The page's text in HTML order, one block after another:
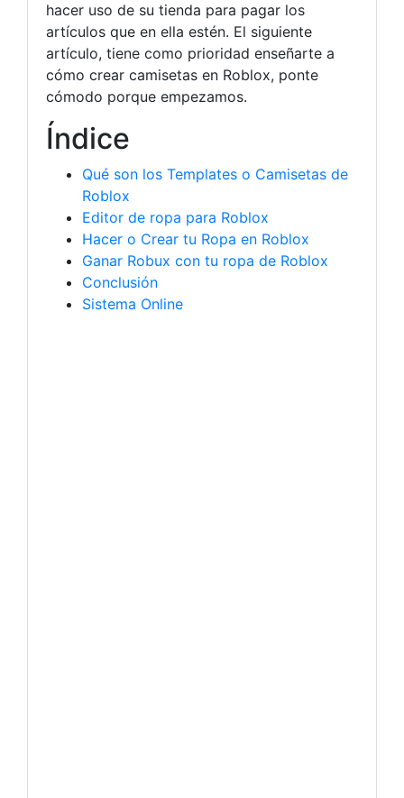
hacer uso de su tienda para pagar los
artículos que en ella estén. El siguiente
artículo, tiene como prioridad enseñarte a
cómo crear camisetas en Roblox, ponte
cómodo porque empezamos.
Índice
Qué son los Templates o Camisetas de
Roblox
Editor de ropa para Roblox
Hacer o Crear tu Ropa en Roblox
Ganar Robux con tu ropa de Roblox
Conclusión
Sistema Online